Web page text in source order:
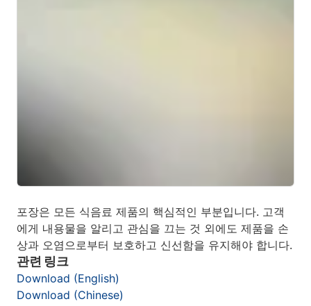
포장은 모든 식음료 제품의 핵심적인 부분입니다. 고객
에게 내용물을 알리고 관심을 끄는 것 외에도 제품을 손
상과 오염으로부터 보호하고 신선함을 유지해야 합니다.
관련 링크
Download (English)
Download (Chinese)